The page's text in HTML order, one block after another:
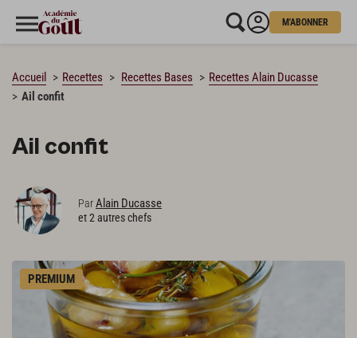
M'ABONNER
Accueil Recettes Recettes Bases
Recettes Alain Ducasse
Ail confit
Ail confit
ParAlain Ducasse
et 2 autres chefs
PREMIUM
CHARGEMENT…